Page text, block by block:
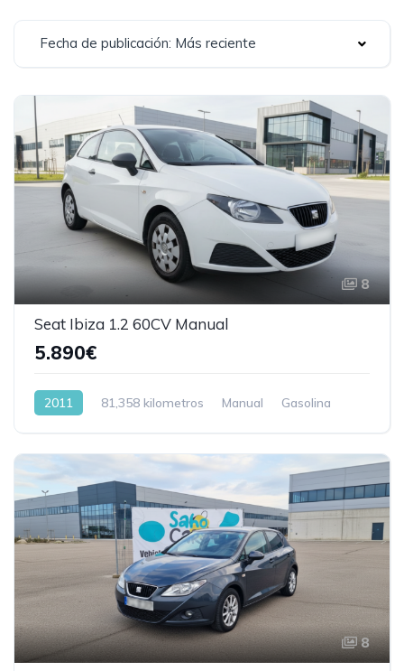
Fecha de publicación: Más reciente
8
Seat Ibiza 1.2 60CV Manual
5.890€
2011 81,358 kilometros Manual Gasolina
8